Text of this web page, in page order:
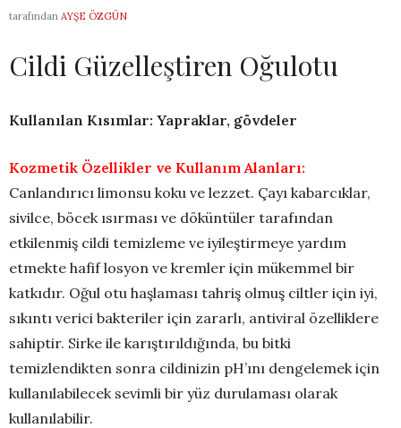
tarafından AYŞE ÖZGÜN
Cildi Güzelleştiren Oğulotu
Kullanılan Kısımlar: Yapraklar, gövdeler
Kozmetik Özellikler ve Kullanım Alanları:
Canlandırıcı limonsu koku ve lezzet. Çayı kabarcıklar,
sivilce, böcek ısırması ve döküntüler tarafından
etkilenmiş cildi temizleme ve iyileştirmeye yardım
etmekte hafif losyon ve kremler için mükemmel bir
katkıdır. Oğul otu haşlaması tahriş olmuş ciltler için iyi,
sıkıntı verici bakteriler için zararlı, antiviral özelliklere
sahiptir. Sirke ile karıştırıldığında, bu bitki
temizlendikten sonra cildinizin pH’ını dengelemek için
kullanılabilecek sevimli bir yüz durulaması olarak
kullanılabilir.